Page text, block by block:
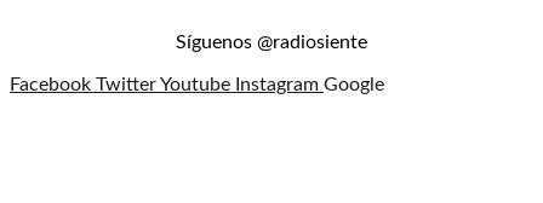
Síguenos @radiosiente
Facebook TwitterYoutube Instagram Google